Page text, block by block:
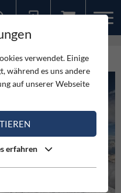
(12)
verwendet. Einige
während es uns andere
auf unserer Webseite
erfahren